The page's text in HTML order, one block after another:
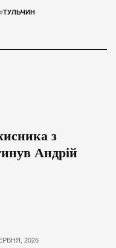
#ТУЛЬЧИН
з
Андрій
2026